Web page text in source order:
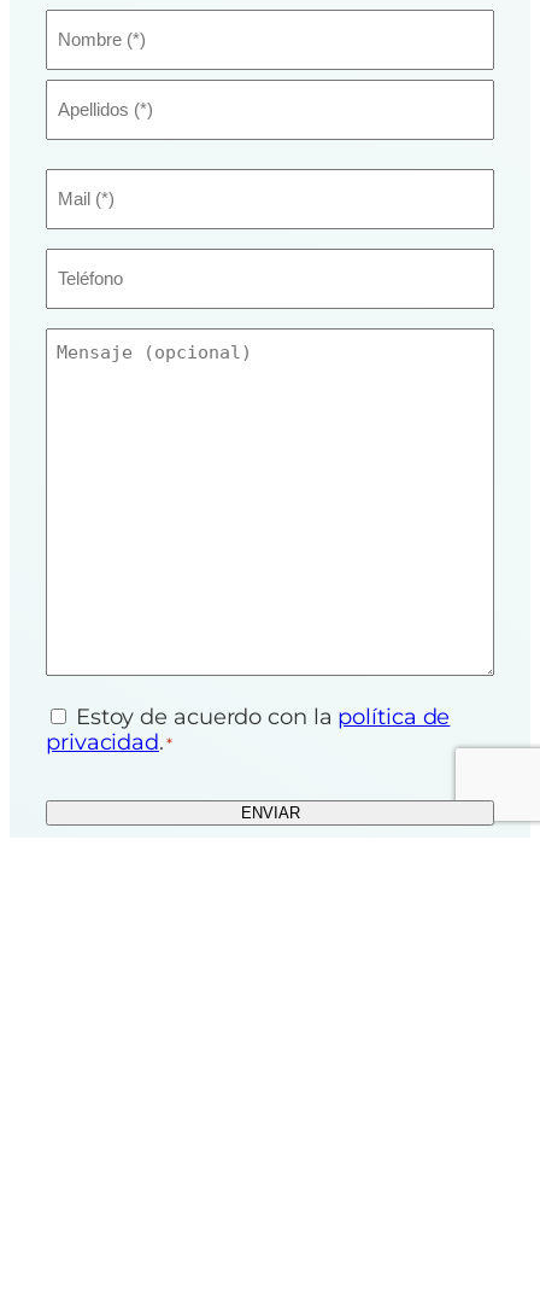
Nombre*
Nombre
Email*
Teléfono
Mensaje
Consentimiento *
Estoy de acuerdo con la política de
privacidad.*
ENVIAR